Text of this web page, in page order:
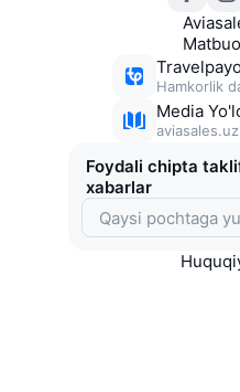
Hamkorlik
Media
Foydali chipta
xabarlar